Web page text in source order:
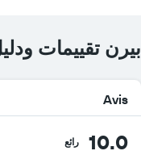
بيرن تقييمات
Avis
10.0 رائع